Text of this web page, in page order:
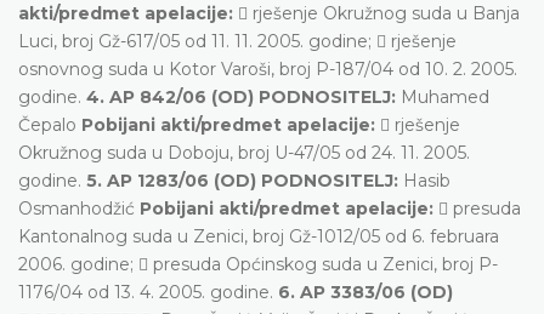
akti/predmet apelacije:  rješenje Okružnog suda u Banja
Luci, broj Gž-617/05 od 11. 11. 2005. godine;  rješenje
osnovnog suda u Kotor Varoši, broj P-187/04 od 10. 2. 2005.
godine. 4. AP 842/06 (OD) PODNOSITELJ: Muhamed
Čepalo Pobijani akti/predmet apelacije:  rješenje
Okružnog suda u Doboju, broj U-47/05 od 24. 11. 2005.
godine. 5. AP 1283/06 (OD) PODNOSITELJ: Hasib
Osmanhodžić Pobijani akti/predmet apelacije:  presuda
Kantonalnog suda u Zenici, broj Gž-1012/05 od 6. februara
2006. godine;  presuda Općinskog suda u Zenici, broj P-
1176/04 od 13. 4. 2005. godine. 6. AP 3383/06 (OD)